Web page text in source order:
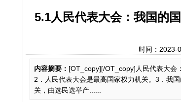
5.1人民代表大会：我国的
时间：
内容摘要： [OT_copy][/OT_copy]人民代表大会
2．人民代表大会是最高国家权力机关。3．我
关，由选民选举产......